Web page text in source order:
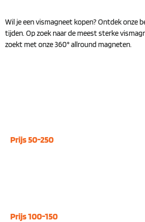
Wil je een vismagneet kopen? Ontdek onze
tijden. Op zoek naar de meest sterke
zoekt met onze 360° allround magneten.
Prijs 50-250
Prijs 100-150